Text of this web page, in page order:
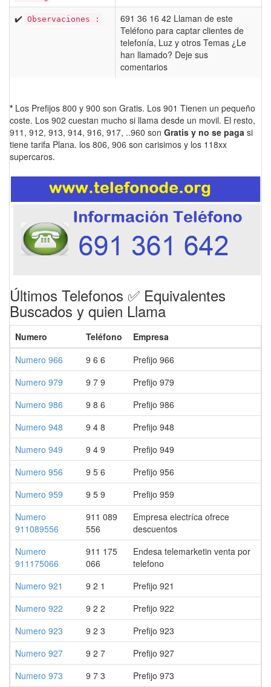
✔️ Observaciones :
691 36 16 42 Llaman de este
Teléfono para captar clientes de
telefonía, Luz y otros Temas ¿Le
han llamado? Deje sus
comentarios
* Los Prefijos 800 y 900 son Gratis. Los 901 Tienen un pequeño
coste. Los 902 cuestan mucho si llama desde un movil. El resto,
911, 912, 913, 914, 916, 917, ..960 son Gratis y no se paga si
tiene tarifa Plana. los 806, 906 son carisimos y los 118xx
supercaros.
Últimos Telefonos ✅ Equivalentes
Buscados y quien Llama
Numero Teléfono
Empresa
Numero 966
9 6 6
Prefijo 966
Numero 979
9 7 9
Prefijo 979
Numero 986
9 8 6
Prefijo 986
Numero 948
9 4 8
Prefijo 948
Numero 949
9 4 9
Prefijo 949
Numero 956
9 5 6
Prefijo 956
Numero 959
9 5 9
Prefijo 959
Numero
911089556
911 089
556
Empresa electríca ofrece
descuentos
Numero
911175066
911 175
066
Endesa telemarketin venta por
telefono
Numero 921
9 2 1
Prefijo 921
Numero 922
9 2 2
Prefijo 922
Numero 923
9 2 3
Prefijo 923
Numero 927
9 2 7
Prefijo 927
Numero 973
9 7 3
Prefijo 973